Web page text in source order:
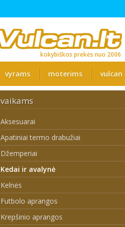
kokybiškos prekės nuo 2006
vyrams moterims vulcan
vaikams
Aksesuarai
Apatiniai termo drabužiai
Džemperiai
Kedai ir avalynė
Kelnės
Futbolo aprangos
Krepšinio aprangos